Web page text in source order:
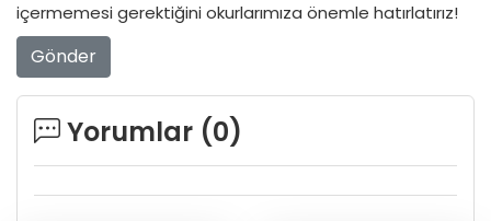
içermemesi gerektiğini okurlarımıza önemle hatırlatırız!
Gönder
Yorumlar (0)